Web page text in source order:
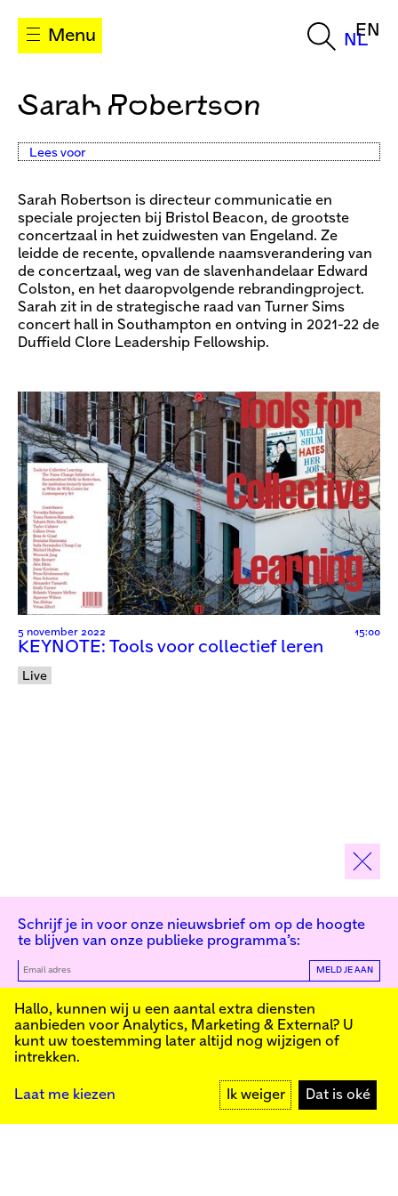
Menu NL
EN
Sarah Robertson
Lees voor
Sarah Robertson is directeur communicatie en
speciale projecten bij Bristol Beacon, de grootste
concertzaal in het zuidwesten van Engeland. Ze
leidde de recente, opvallende naamsverandering van
de concertzaal, weg van de slavenhandelaar Edward
Colston, en het daaropvolgende rebrandingproject.
Sarah zit in de strategische raad van Turner Sims
concert hall in Southampton en ontving in 2021-22 de
Duffield Clore Leadership Fellowship.
5 november 2022 15:00
KEYNOTE: Tools voor collectief leren
Live
Kunstinstituut Melly
Kunstinstituut Melly
+31 (0)10 4110144
conceived as an art house with a mission
to present and discuss the work created
today by visual artists and cultural
exhibitions, commissions art, publishes,
Schrijf je in voor onze nieuwsbrief om op de hoogte
te blijven van onze publieke programma’s:
MELD JE AAN
Hallo, kunnen wij u een aantal extra diensten
aanbieden voor Analytics, Marketing & External? U
kunt uw toestemming later altijd nog wijzigen of
intrekken.
Laat me kiezen Ik weiger Dat is oké